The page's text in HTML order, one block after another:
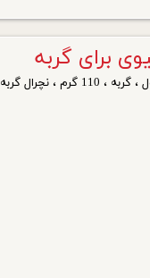
برای گربه
،گربه ، 110 گرم ،نچرال گربه